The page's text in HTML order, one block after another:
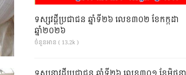
ទស្សវដ្តីប្រជាជន ឆ្នាំទី២៦ លេខ៣០២ ខែកក្កដា
ឆ្នាំ២០២៦
ចំនួនអាន ( 13.2k )